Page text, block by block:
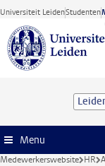
Ga direct naar de
Universiteit LeidenStudenten
Menu
Medewerkerswebsite HR